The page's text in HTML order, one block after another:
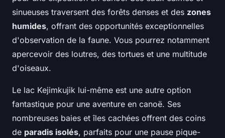
sinueuses traversent des forêts denses et des zones
humides, offrant des opportunités exceptionnelles
d'observation de la faune. Vous pourrez notamment
apercevoir des loutres, des tortues et une multitude
d'oiseaux.
Le lac Kejimkujik lui-même est une autre option
fantastique pour une aventure en canoë. Ses
nombreuses baies et îles cachées offrent des coins
de paradis isolés, parfaits pour une pause pique-